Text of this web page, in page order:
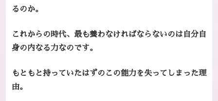
るのか。
これからの時代、最も養わなければならないのは自分自
身の内なる力なのです。
もともと持っていたはずのこの能力を失ってしまった理
由。